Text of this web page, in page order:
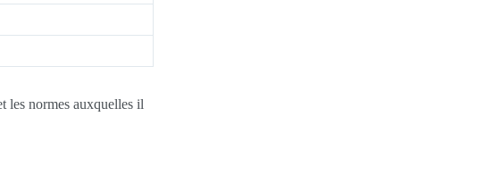
les normes auxquelles il